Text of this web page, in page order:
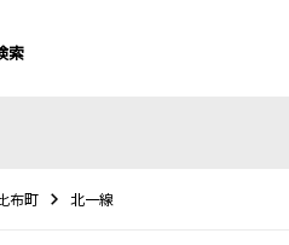
索
布町 北一線